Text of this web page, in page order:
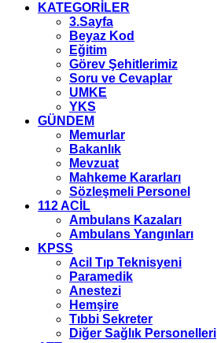
KATEGORİLER
3.Sayfa
Beyaz Kod
Eğitim
Görev Şehitlerimiz
Soru ve Cevaplar
UMKE
YKS
GÜNDEM
Memurlar
Bakanlık
Mevzuat
Mahkeme Kararları
Sözleşmeli Personel
112 ACİL
Ambulans Kazaları
Ambulans Yangınları
KPSS
Acil Tıp Teknisyeni
Paramedik
Anestezi
Hemşire
Tıbbi Sekreter
Diğer Sağlık Personelleri